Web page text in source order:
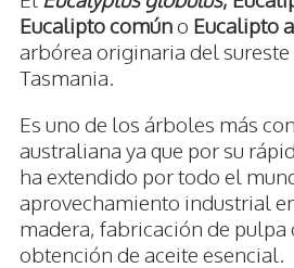
Eucalipto comúno Eucalipto
arbórea originaria del sureste
Tasmania.
Es uno de los árboles más
australiana ya que por su
ha extendido por todo el
aprovechamiento industrial
madera, fabricación de pulpa
obtención de aceite esencial.